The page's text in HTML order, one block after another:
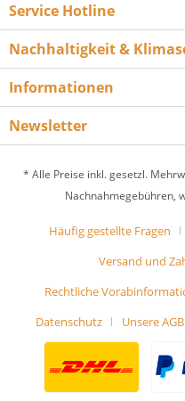
Service Hotline
Nachhaltigkeit &
Informationen
Newsletter
* Alle Preise inkl. gesetzl.
Nachnahmegebühren,
Häufig gestellte Fragen
Versand und
Rechtliche
Datenschutz
Unsere AGB